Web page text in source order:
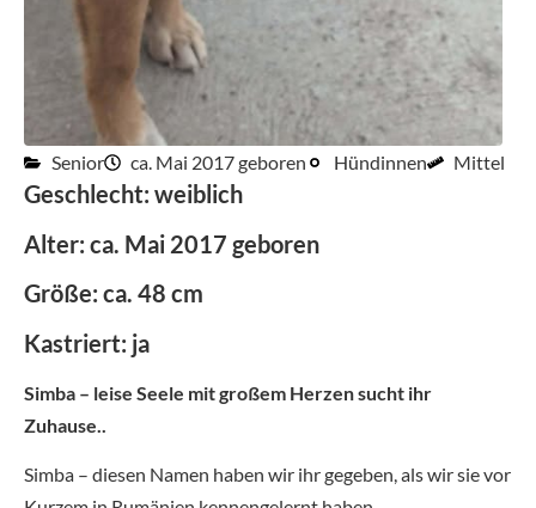
Senior ca. Mai 2017 geboren Hündinnen Mittel
Geschlecht: weiblich
Alter: ca. Mai 2017 geboren
Größe: ca. 48 cm
Kastriert: ja
Simba – leise Seele mit großem Herzen sucht ihr
Zuhause..
Simba – diesen Namen haben wir ihr gegeben, als wir sie vor